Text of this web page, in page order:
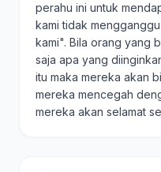
perahu ini untuk
kami tidak
kami". Bila orang yang
saja apa yang
itu maka mereka akan
mereka mencegah
mereka akan selamat